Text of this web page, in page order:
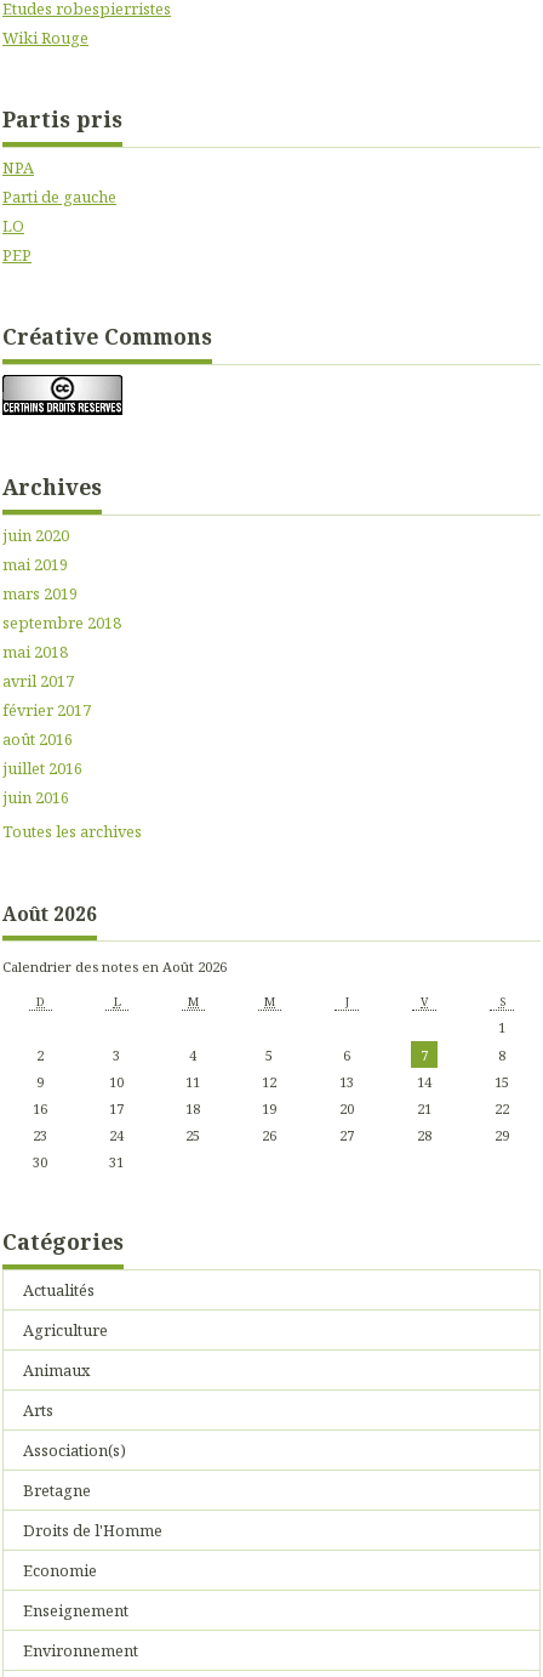
Etudes robespierristes
Wiki Rouge
Partis pris
NPA
Parti de gauche
LO
PEP
Créative Commons
Archives
juin 2020
mai 2019
mars 2019
septembre 2018
mai 2018
avril 2017
février 2017
août 2016
juillet 2016
juin 2016
Toutes les archives
Août 2026
Calendrier des notes en Août 2026
D L M M J V S
1
2
3 4 5 6 7
8
9
10 11 12 13 14
15
16
17 18 19 20 21
22
23
24 25 26 27 28
29
30
31
Catégories
Actualités
Agriculture
Animaux
Arts
Association(s)
Bretagne
Droits de l'Homme
Economie
Enseignement
Environnement